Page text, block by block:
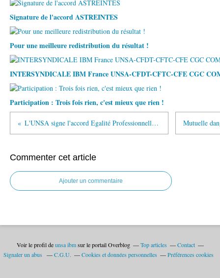
Signature de l'accord ASTREINTES
Pour une meilleure redistribution du résultat !
INTERSYNDICALE IBM France UNSA-CFDT-CFTC-CFE CGC
Participation : Trois fois rien, c'est mieux que rien !
L'UNSA signe l'accord Egalité Professionnelle Femmes Hommes
Commenter cet article
Ajouter un commentaire
Voir le profil deunsa ibmsur le portail Overblog Top articles
Contact
Signaler un abus
C.G.U. Cookies et données personnelles Préférences cookies